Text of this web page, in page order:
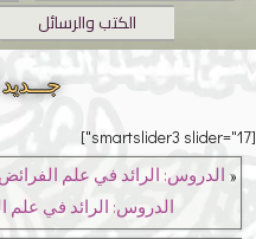
الكتب والرسائل
[smartslider3 slider="17"]
« الدروس: الرائد في علم
الدروس: الرائد في